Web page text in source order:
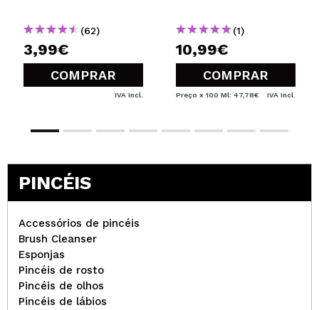
(62)
3,99€
COMPRAR
IVA Incl.
(1)
10,99€
COMPRAR
Preço x 100 Ml: 47,78€ IVA Incl.
PINCÉIS
Accessórios de pincéis
Brush Cleanser
Esponjas
Pincéis de rosto
Pincéis de olhos
Pincéis de lábios